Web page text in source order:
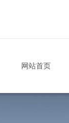
网站首页